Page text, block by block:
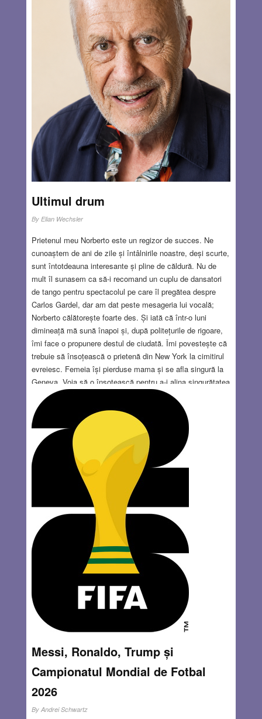
toaletele ultramoderne din hoteluri și aeroporturi, cu
panouri de comandă ale căror simboluri sunt „evidente”
doar pentru cei care le cunosc dinainte. Și nici de ce
angajații magazinelor și restaurantelor strigă, la propriu,
atunci când intră un client sau de ce terenurile de golf,
tenis ori baseball, văzute din autobuz, seamănă mai
degrabă cu niște instalații de telecomunicații
Read more…
AUG 6, 2026 6 COMMENTS
Ultimul drum
By Elian Wechsler
Prietenul meu Norberto este un regizor de succes. Ne
cunoaștem de ani de zile și întâlnirile noastre, deși scurte,
sunt întotdeauna interesante și pline de căldură. Nu de
mult îl sunasem ca să-i recomand un cuplu de dansatori
de tango pentru spectacolul pe care îl pregătea despre
Carlos Gardel, dar am dat peste mesageria lui vocală;
Norberto călătorește foarte des. Și iată că într-o luni
dimineață mă sună înapoi și, după politețurile de rigoare,
îmi face o propunere destul de ciudată. Îmi povestește că
trebuie să însoțească o prietenă din New York la cimitirul
evreiesc. Femeia își pierduse mama și se afla singură la
Geneva. Voia să o însoțească pentru a-i alina singurătatea
și mă întreba dacă n-aș vrea să-i însoțesc și eu, ca să
simtă puțină căldură omenească și să ne reculegem
împreună. Și după aceea să luăm prânzul împreună. Nu o
cunoșteam pe această prietenă și nici nu sunt un mare
iubitor al cimitirelor. Nu înțelegeam cu ce i-ar fi fost de
folos prezența mea, dar, cum îmi doream să-l văd pe
Norberto și aveam câteva ore libere, am acceptat. Pentru
a situa locul acțiunii: inaugurat după Primul Război
Mondial și traversat pe diagonală de granița franco-
elvețiană, cimitirul a fost cândva un loc de trecere
clandestină între cele două țări. Mai ales în timpul celui
de-al Doilea Război Mondial, configurația sa geografică a
jucat un rol esențial pentru sute de refugiați evrei veniți din
Read more…
AUG 6, 2026 21 COMMENTS
Messi, Ronaldo, Trump și
Campionatul Mondial de Fotbal
2026
By Andrei Schwartz